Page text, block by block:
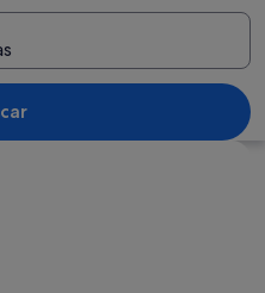
Un antiguo anfiteatro de piedra con